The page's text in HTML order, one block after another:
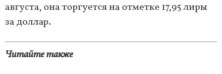
августа, она торгуется на отметке 17,95 лиры
за доллар.
Читайте также